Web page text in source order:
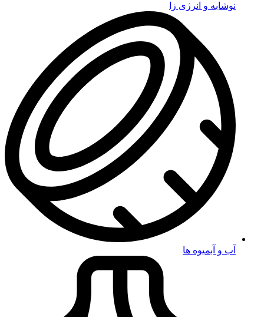
نوشابه و انرژی زا
آب و آبمیوه ها